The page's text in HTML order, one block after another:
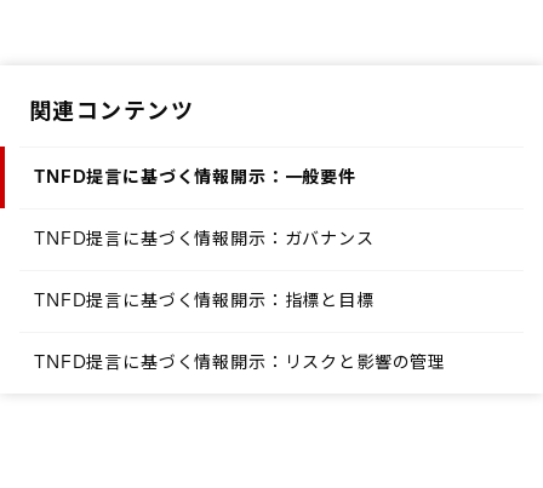
関連コンテンツ
TNFD提言に基づく情報開示：一般要件
TNFD提言に基づく情報開示：ガバナンス
TNFD提言に基づく情報開示：指標と目標
TNFD提言に基づく情報開示：リスクと影響の管理